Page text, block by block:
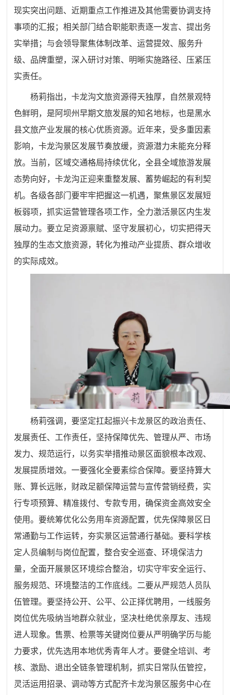
现实突出问题、近期重点工作推进及其他需要协调支持
事项的汇报；相关部门结合职能职责逐一发言、提出务
实举措；与会领导聚焦体制改革、运营提效、服务升
级、品牌重塑，深入研讨对策、明晰实施路径、压紧压
实责任。
杨莉指出，卡龙沟文旅资源得天独厚，自然景观特
色鲜明，是阿坝州早期文旅发展的知名地标，也是黑水
县文旅产业发展的核心优质资源。近年来，受多重因素
影响，卡龙沟景区发展节奏放缓，资源潜力未能充分释
放。当前，区域交通格局持续优化，全县全域旅游发展
态势向好，卡龙沟正迎来重整发展、蓄势崛起的有利契
机。各级各部门要牢牢把握这一机遇，聚焦景区发展短
板弱项，抓实运营管理各项工作，全力激活景区内生发
展动力。要立足资源禀赋、坚守发展初心，切实把得天
独厚的生态文旅资源，转化为推动产业提质、群众增收
的实际成效。
杨莉强调，要坚定扛起振兴卡龙景区的政治责任、
发展责任、工作责任，坚持保障优先、管理从严、市场
发力、规范运行，以务实举措推动景区面貌根本改观、
发展提质增效。一要强化全要素综合保障。要坚持算大
账、算长远账，财政足额保障运营与宣传营销经费，实
行专项预算、精准拨付、专款专用，确保资金高效安全
使用。要统筹优化公务用车资源配置，优先保障景区日
常通勤与工作运转，夯实景区运营通行基础。要科学核
定人员编制与岗位配置，整合安全巡查、环境保洁力
量，全面开展景区环境综合整治，切实守牢安全运行、
服务规范、环境整洁的工作底线。二要从严规范人员队
伍管理。要坚持公开、公平、公正择优聘用，一线服务
岗位优先吸纳当地群众就业，坚决杜绝优亲厚友、违规
进人现象。售票、检票等关键岗位要从严明确学历与能
力要求，优先选用本地优秀青年人才。要健全培训、考
核、激励、退出全链条管理机制，抓实日常队伍管控，
灵活运用招录、调动等方式配齐卡龙沟景区服务中心在